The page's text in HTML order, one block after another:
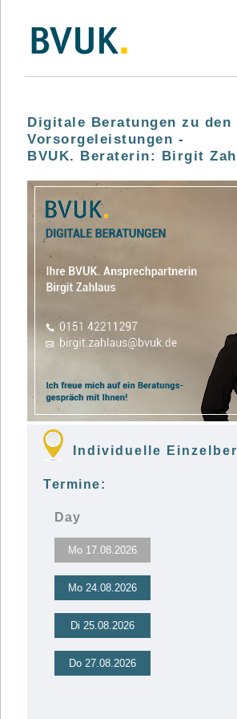
Digitale Beratungen zu
Vorsorgeleistungen -
BVUK. Beraterin: Birgit
Individuelle
Termine:
Day